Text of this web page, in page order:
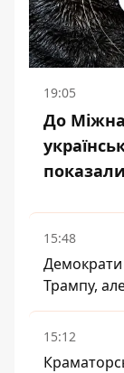
19:05
До
15:48
Трампу,
15:12